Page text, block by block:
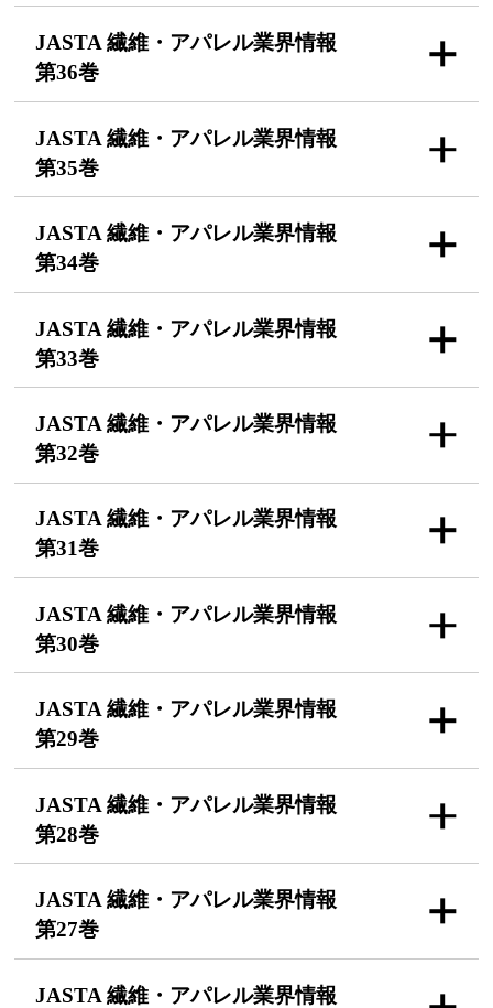
JASTA 繊維・アパレル業界情報
第36巻
JASTA 繊維・アパレル業界情報
第35巻
JASTA 繊維・アパレル業界情報
第34巻
JASTA 繊維・アパレル業界情報
第33巻
JASTA 繊維・アパレル業界情報
第32巻
JASTA 繊維・アパレル業界情報
第31巻
JASTA 繊維・アパレル業界情報
第30巻
JASTA 繊維・アパレル業界情報
第29巻
JASTA 繊維・アパレル業界情報
第28巻
JASTA 繊維・アパレル業界情報
第27巻
JASTA 繊維・アパレル業界情報